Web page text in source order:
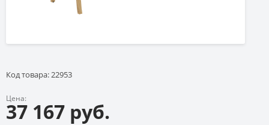
Код товара: 22953
Цена:
37 167 руб.